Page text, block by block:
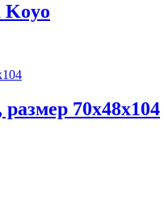
70x48x104